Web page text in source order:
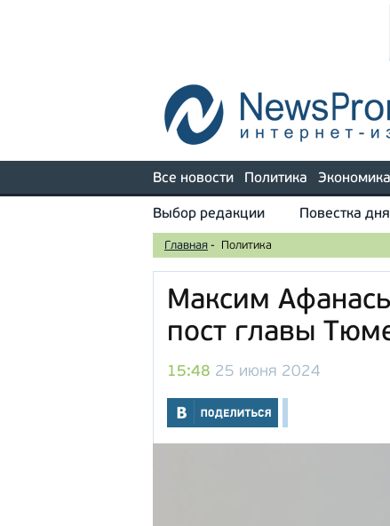
Все новости Политика Экономика
Выбор редакции Повестка дня
Главная - Политика
Максим
пост главы
15:48 25 июня 2024